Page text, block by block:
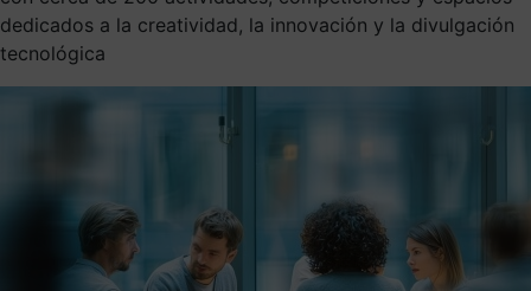
dedicados a la creatividad, la innovación y la divulgación
tecnológica